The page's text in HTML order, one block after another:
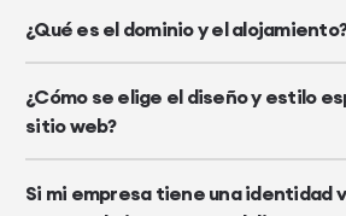
¿Qué es el dominio y el alojamiento?
¿Cómo se elige el diseño y estilo
sitio web?
Si mi empresa tiene una identidad